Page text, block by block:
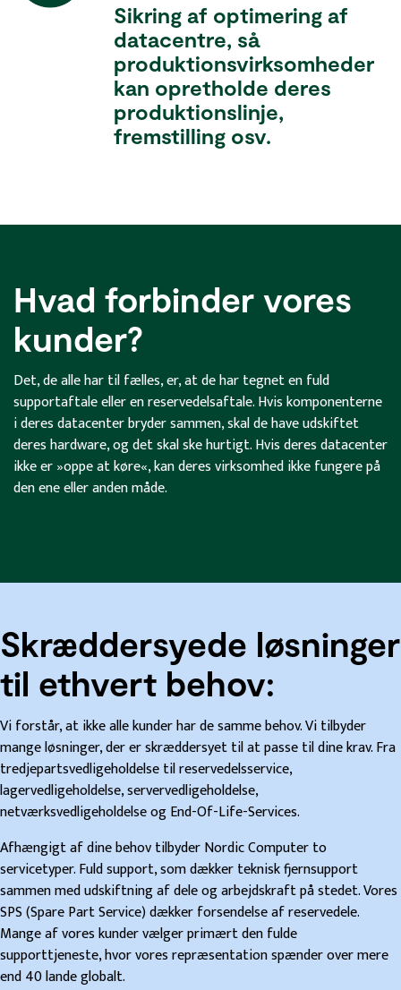
Sikring af optimering af
datacentre, så
produktionsvirksomheder
kan opretholde deres
produktionslinje,
fremstilling osv.
Hvad forbinder vores
kunder?
Det, de alle har til fælles, er, at de har tegnet en fuld
supportaftale eller en reservedelsaftale. Hvis komponenterne
i deres datacenter bryder sammen, skal de have udskiftet
deres hardware, og det skal ske hurtigt. Hvis deres datacenter
ikke er »oppe at køre«, kan deres virksomhed ikke fungere på
den ene eller anden måde.
Skræddersyede løsninger
til ethvert behov:
Vi forstår, at ikke alle kunder har de samme behov. Vi tilbyder
mange løsninger, der er skræddersyet til at passe til dine krav. Fra
tredjepartsvedligeholdelse til reservedelsservice,
lagervedligeholdelse, servervedligeholdelse,
netværksvedligeholdelse og End-Of-Life-Services.
Afhængigt af dine behov tilbyder Nordic Computer to
servicetyper. Fuld support, som dækker teknisk fjernsupport
sammen med udskiftning af dele og arbejdskraft på stedet. Vores
SPS (Spare Part Service) dækker forsendelse af reservedele.
Mange af vores kunder vælger primært den fulde
supporttjeneste, hvor vores repræsentation spænder over mere
end 40 lande globalt.